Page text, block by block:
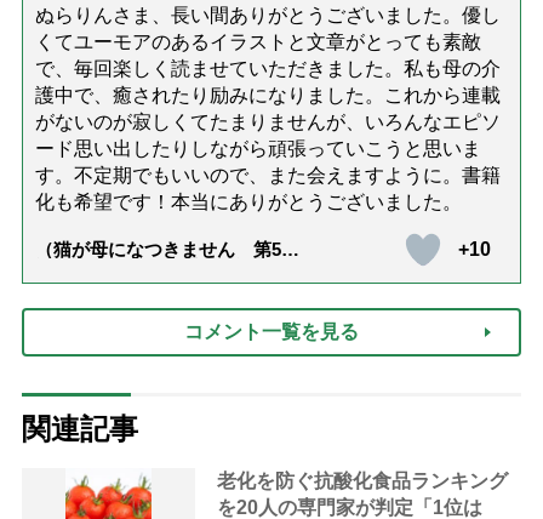
ぬらりんさま、長い間ありがとうございました。優し
くてユーモアのあるイラストと文章がとっても素敵
で、毎回楽しく読ませていただきました。私も母の介
護中で、癒されたり励みになりました。これから連載
がないのが寂しくてたまりませんが、いろんなエピソ
ード思い出したりしながら頑張っていこうと思いま
す。不定期でもいいので、また会えますように。書籍
化も希望です！本当にありがとうございました。
（猫が母になつきません 第500
+10
コメント一覧を見る
関連記事
老化を防ぐ抗酸化食品ランキング
を20人の専門家が判定「1位は